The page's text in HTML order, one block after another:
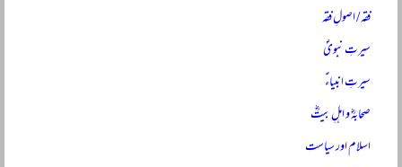
فقہ / اصولِ فقہ
سیرتِ نبویؐ
سیرتِ انبیاءؑ
صحابہؓ و اہلِ بیتؓ
اسلام اور سیاست